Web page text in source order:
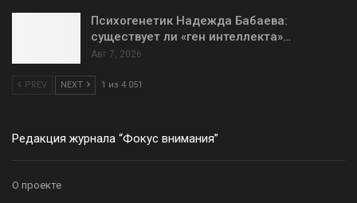
Психогенетик Надежда Бабаева:
существует ли «ген интеллекта»…
Авг 7, 2026
PREV NEXT 1 из 4 051
Редакция журнала “Фокус внимания”
О проекте